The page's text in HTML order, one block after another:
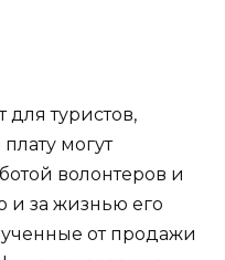
для туристов,
могут
волонтеров и
и за жизнью его
от продажи